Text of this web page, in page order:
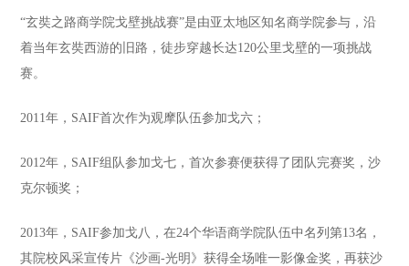
“玄奘之路商学院戈壁挑战赛”是由亚太地区知名商学院参与，沿
着当年玄奘西游的旧路，徒步穿越长达120公里戈壁的一项挑战
赛。
2011年，SAIF首次作为观摩队伍参加戈六；
2012年，SAIF组队参加戈七，首次参赛便获得了团队完赛奖，沙
克尔顿奖；
2013年，SAIF参加戈八，在24个华语商学院队伍中名列第13名，
其院校风采宣传片《沙画-光明》获得全场唯一影像金奖，再获沙